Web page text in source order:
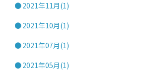
2021年11月(1)
2021年10月(1)
2021年07月(1)
2021年05月(1)